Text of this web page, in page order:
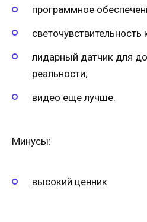
программное
лидарный датчик для
реальности;
видео еще лучше.
Минусы:
высокий ценник.